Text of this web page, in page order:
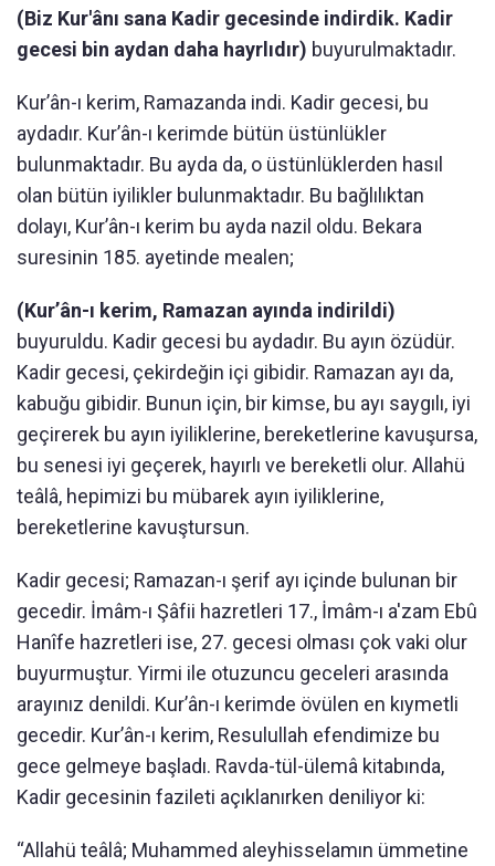
(Biz Kur'ânı sana Kadir gecesinde indirdik. Kadir
gecesi bin aydan daha hayrlıdır) buyurulmaktadır.
Kur’ân-ı kerim, Ramazanda indi. Kadir gecesi, bu
aydadır. Kur’ân-ı kerimde bütün üstünlükler
bulunmaktadır. Bu ayda da, o üstünlüklerden hasıl
olan bütün iyilikler bulunmaktadır. Bu bağlılıktan
dolayı, Kur’ân-ı kerim bu ayda nazil oldu. Bekara
suresinin 185. ayetinde mealen;
(Kur’ân-ı kerim, Ramazan ayında indirildi)
buyuruldu. Kadir gecesi bu aydadır. Bu ayın özüdür.
Kadir gecesi, çekirdeğin içi gibidir. Ramazan ayı da,
kabuğu gibidir. Bunun için, bir kimse, bu ayı saygılı, iyi
geçirerek bu ayın iyiliklerine, bereketlerine kavuşursa,
bu senesi iyi geçerek, hayırlı ve bereketli olur. Allahü
teâlâ, hepimizi bu mübarek ayın iyiliklerine,
bereketlerine kavuştursun.
Kadir gecesi; Ramazan-ı şerif ayı içinde bulunan bir
gecedir. İmâm-ı Şâfii hazretleri 17., İmâm-ı a'zam Ebû
Hanîfe hazretleri ise, 27. gecesi olması çok vaki olur
buyurmuştur. Yirmi ile otuzuncu geceleri arasında
arayınız denildi. Kur’ân-ı kerimde övülen en kıymetli
gecedir. Kur’ân-ı kerim, Resulullah efendimize bu
gece gelmeye başladı. Ravda-tül-ülemâ kitabında,
Kadir gecesinin fazileti açıklanırken deniliyor ki:
“Allahü teâlâ; Muhammed aleyhisselamın ümmetine